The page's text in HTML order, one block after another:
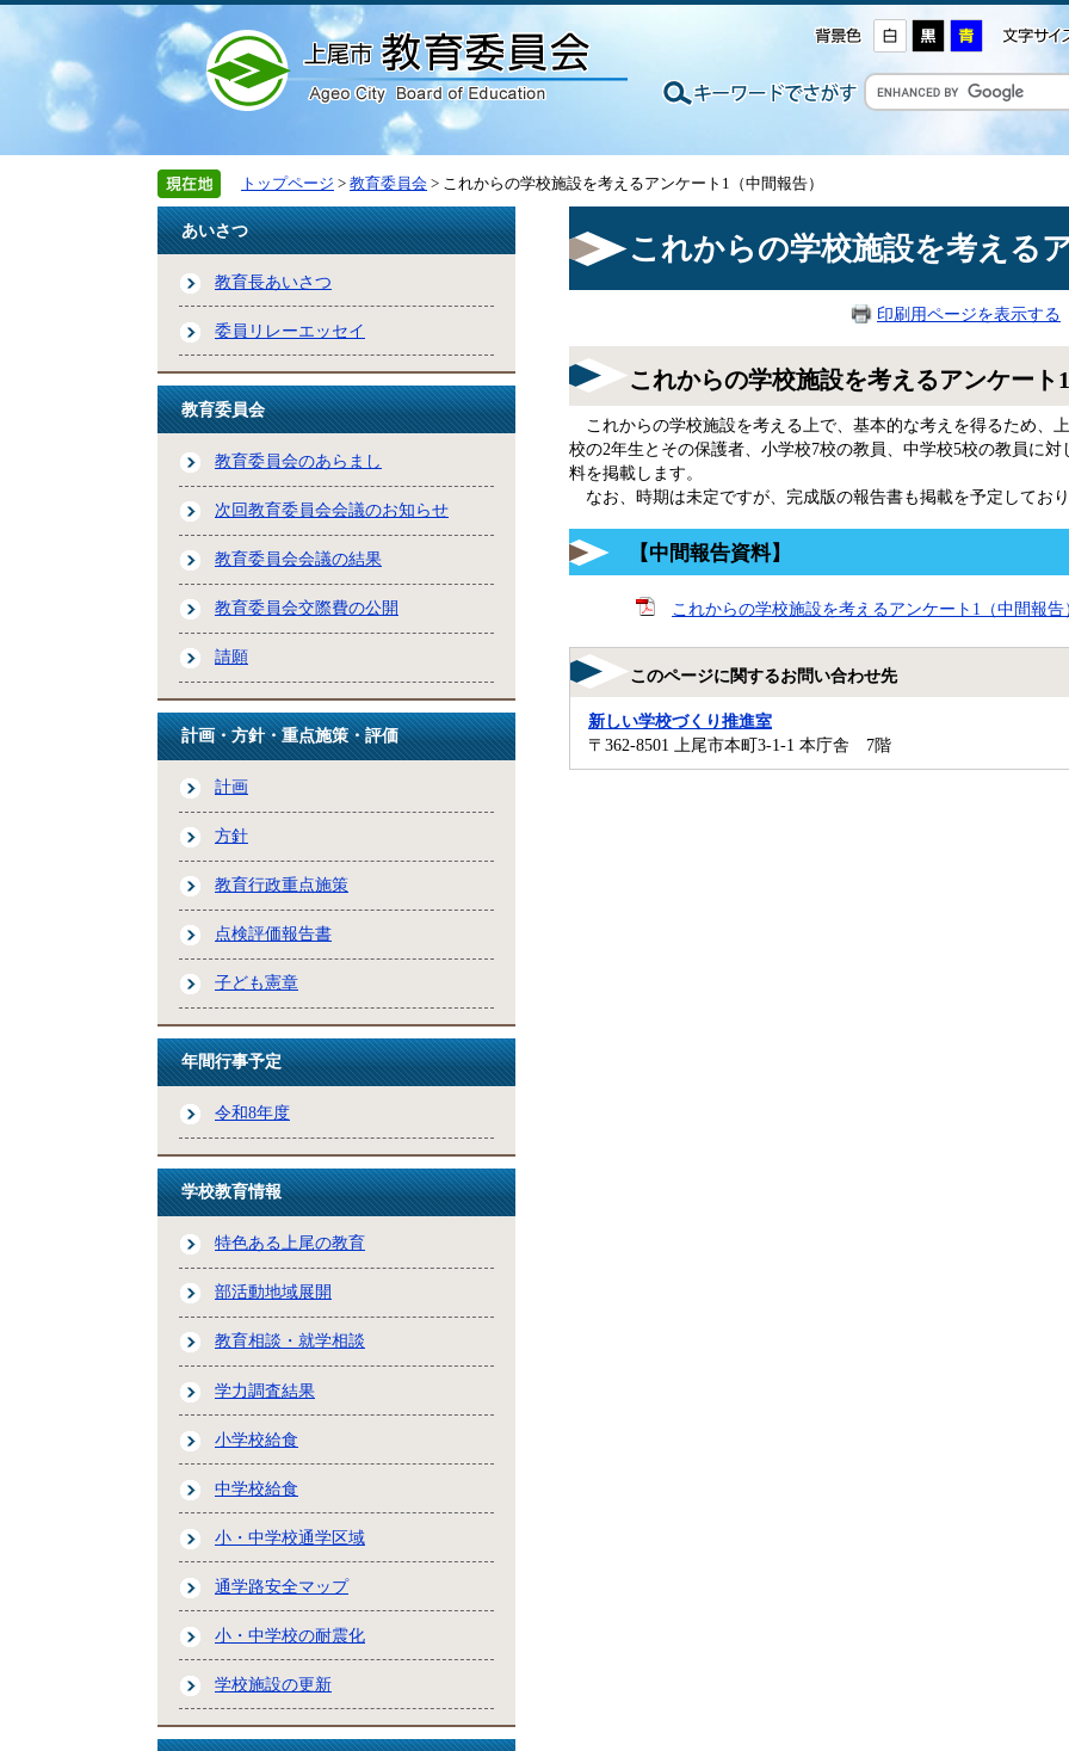
トップページ > 教育委員会 > これからの学校施設を考えるアンケート1（中間報告）
あいさつ
教育長あいさつ
委員リレーエッセイ
教育委員会
教育委員会のあらまし
次回教育委員会会議のお知らせ
教育委員会会議の結果
教育委員会交際費の公開
請願
計画・方針・重点施策・評価
計画
方針
教育行政重点施策
点検評価報告書
子ども憲章
年間行事予定
令和8年度
学校教育情報
特色ある上尾の教育
部活動地域展開
教育相談・就学相談
学力調査結果
小学校給食
中学校給食
小・中学校通学区域
通学路安全マップ
小・中学校の耐震化
学校施設の更新
これからの学校施設を考える
印刷用ページを表示する
これからの学校施設を考えるアンケート1
これからの学校施設を考える上で、基本的な考えを得るため、
校の2年生とその保護者、小学校7校の教員、中学校5校の教員に
料を掲載します。
なお、時期は未定ですが、完成版の報告書も掲載を予定しており
【中間報告資料】
これからの学校施設を考えるアンケート1（中間報
このページに関するお問い合わせ先
新しい学校づくり推進室
〒362-8501
上尾市本町3-1-1 本庁舎 7階